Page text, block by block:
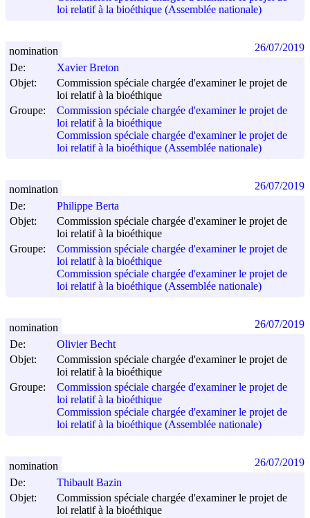
loi relatif à la bioéthique (Assemblée nationale)
De:
Xavier Breton
Objet:
Commission spéciale chargée d'examiner le projet de
loi relatif à la bioéthique
Groupe:
Commission spéciale chargée d'examiner le projet de
loi relatif à la bioéthique
Commission spéciale chargée d'examiner le projet de
loi relatif à la bioéthique (Assemblée nationale)
nomination 26/07/2019
De:
Philippe Berta
Objet:
Commission spéciale chargée d'examiner le projet de
loi relatif à la bioéthique
Groupe:
Commission spéciale chargée d'examiner le projet de
loi relatif à la bioéthique
Commission spéciale chargée d'examiner le projet de
loi relatif à la bioéthique (Assemblée nationale)
nomination 26/07/2019
De:
Olivier Becht
Objet:
Commission spéciale chargée d'examiner le projet de
loi relatif à la bioéthique
Groupe:
Commission spéciale chargée d'examiner le projet de
loi relatif à la bioéthique
Commission spéciale chargée d'examiner le projet de
loi relatif à la bioéthique (Assemblée nationale)
nomination 26/07/2019
De:
Thibault Bazin
Objet:
Commission spéciale chargée d'examiner le projet de
loi relatif à la bioéthique
nomination 26/07/2019